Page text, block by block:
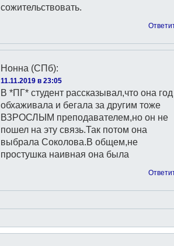
сожительствовать.
Нонна (СПб):
11.11.2019 в 23:05
В *ПГ* студент рассказывал,что она год
обхаживала и бегала за другим тоже
ВЗРОСЛЫМ преподавателем,но он не
пошел на эту связь.Так потом она
выбрала Соколова.В общем,не
простушка наивная она была